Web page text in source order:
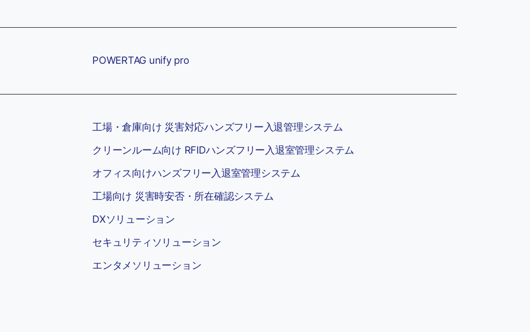
POWERTAG unify pro
工場・倉庫向け 災害対応ハンズフリー入退管理システム
クリーンルーム向け RFIDハンズフリー入退室管理システム
オフィス向けハンズフリー入退室管理システム
工場向け 災害時安否・所在確認システム
DXソリューション
セキュリティソリューション
エンタメソリューション